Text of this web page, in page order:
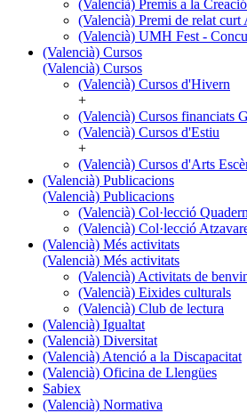
(Valencià) Premis a la
(Valencià) Premi de relat curt
(Valencià) UMH Fest -
(Valencià) Cursos
(Valencià) Cursos
(Valencià) Cursos d'Hivern
+
(Valencià) Cursos financiats
(Valencià) Cursos d'Estiu
+
(Valencià) Cursos d'Arts
(Valencià) Publicacions
(Valencià) Publicacions
(Valencià) Col·lecció
(Valencià) Col·lecció
(Valencià) Més activitats
(Valencià) Més activitats
(Valencià) Activitats de
(Valencià) Eixides culturals
(Valencià) Club de lectura
(Valencià) Igualtat
(Valencià) Diversitat
(Valencià) Atenció a la Discapacitat
(Valencià) Oficina de Llengües
Sabiex
(Valencià) Normativa